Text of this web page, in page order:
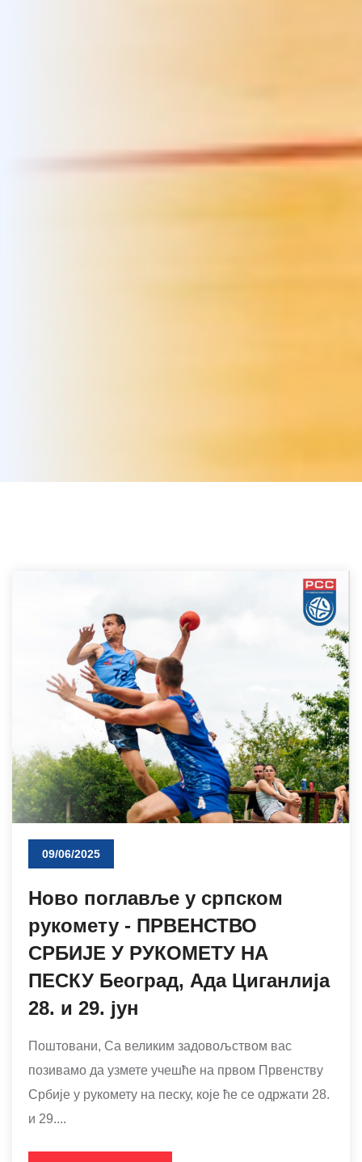
09/06/2025
Ново поглавље у српском
рукомету - ПРВЕНСТВО
СРБИЈЕ У РУКОМЕТУ НА
ПЕСКУ Београд, Ада Циганлија
28. и 29. јун
Поштовани, Са великим задовољством вас
позивамо да узмете учешће на првом Првенству
Србије у рукомету на песку, које ће се одржати 28.
и 29....